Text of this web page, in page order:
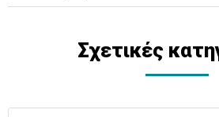
Σχετικές